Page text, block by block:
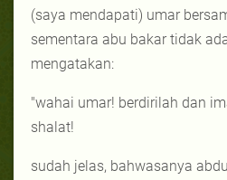
(saya mendapati) umar
sementara abu bakar tidak
mengatakan:
"wahai umar! berdirilah dan
shalat!
sudah jelas, bahwasanya